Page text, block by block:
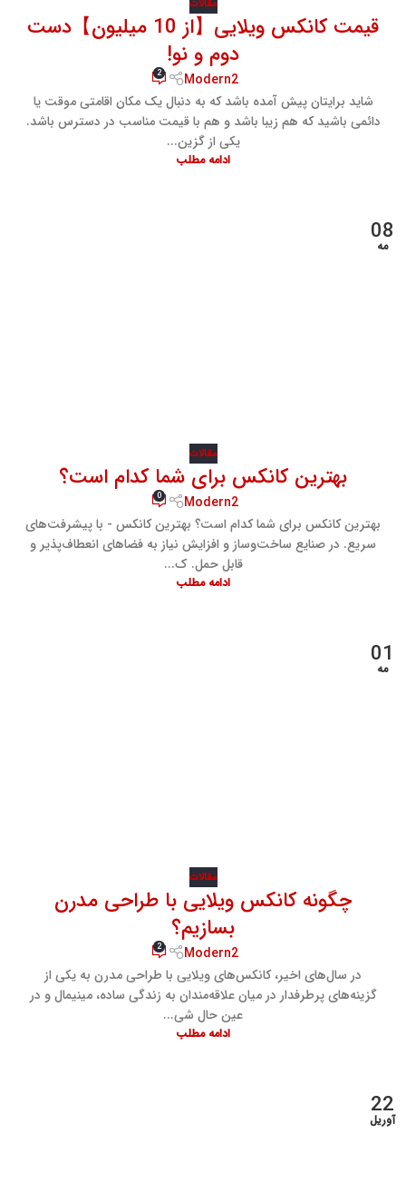
مقالات
قیمت کانکس ویلایی【از 10 میلیون】دست
دوم و نو!
Modern2
2
شاید برایتان پیش آمده باشد که به دنبال یک مکان اقامتی موقت یا
دائمی باشید که هم زیبا باشد و هم با قیمت مناسب در دسترس باشد.
یکی از گزین...
ادامه مطلب
08
مه
مقالات
بهترین کانکس برای شما کدام است؟
Modern2
0
بهترین کانکس برای شما کدام است؟ بهترین کانکس - با پیشرفت‌های
سریع. در صنایع ساخت‌وساز و افزایش نیاز به فضاهای انعطاف‌پذیر و
قابل حمل. ک...
ادامه مطلب
01
مه
مقالات
چگونه کانکس ویلایی با طراحی مدرن
بسازیم؟
Modern2
2
در سال‌های اخیر، کانکس‌های ویلایی با طراحی مدرن به یکی از
گزینه‌های پرطرفدار در میان علاقه‌مندان به زندگی ساده، مینیمال و در
عین حال شی...
ادامه مطلب
22
آوریل